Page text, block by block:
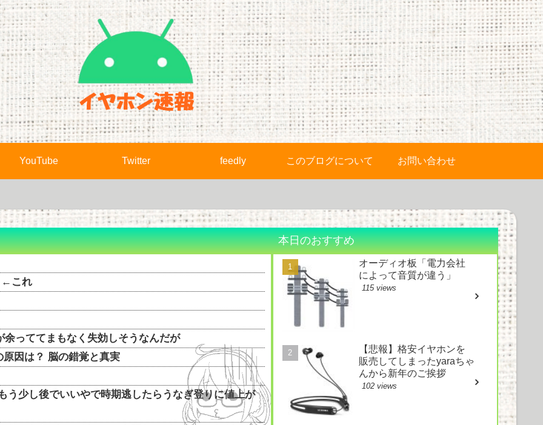
YouTube Twitter feedly このブログについて お問い合わせ
←これ
っててまもなく失効しそうなんだが
因は？ 脳の錯覚と真実
う少し後でいいやで時期逃したらうなぎ登りに値上が
本日のおすすめ
オーディオ板「電力会社
によって音質が違う」
115 views
【悲報】格安イヤホンを
販売してしまったyaraちゃ
んから新年のご挨拶
102 views